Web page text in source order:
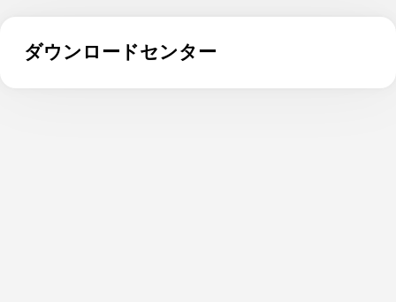
ダウンロードセンター